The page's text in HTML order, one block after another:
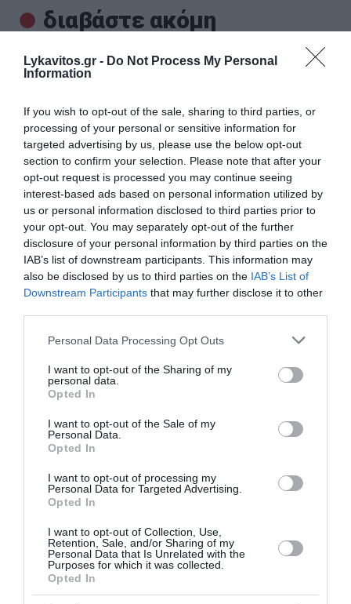
Lykavitos.gr - Do Not Process My Personal
Information
If you wish to opt-out of the sale, sharing to third parties, or
processing of your personal or sensitive information for
targeted advertising by us, please use the below opt-out
section to confirm your selection. Please note that after your
opt-out request is processed you may continue seeing
interest-based ads based on personal information utilized by
us or personal information disclosed to third parties prior to
your opt-out. You may separately opt-out of the further
disclosure of your personal information by third parties on the
IAB’s list of downstream participants. This information may
also be disclosed by us to third parties on the IAB’s List of
Downstream Participants that may further disclose it to other
Please note that this website/app uses one or more Google
not limited to your visit or usage behaviour. You may click to
grant or deny consent to Google and its third-party tags to
use your data for below specified purposes in below Google
consent section.
Personal Data Processing Opt Outs
I want to opt-out of the Sharing of my
personal data.
Opted In
I want to opt-out of the Sale of my
Personal Data.
Opted In
I want to opt-out of processing my
Personal Data for Targeted Advertising.
Opted In
I want to opt-out of Collection, Use,
Retention, Sale, and/or Sharing of my
Personal Data that Is Unrelated with the
Purposes for which it was collected.
Opted In
διαβάστε ακόμη
Εύβοια: Φωτιά σε λεωφορείο γεμάτο επιβάτες
Συναγερμός σήμανε το απόγευμα στην Πυροσβεστική
εκδηλώθηκε στη μηχανή λεωφορείου του ΟΣΕ που
κινούνταν στο δρόμο από Βαθύ Αυλίδ...